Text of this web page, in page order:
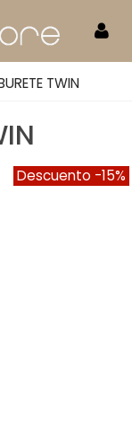
TWIN
Descuento -15%